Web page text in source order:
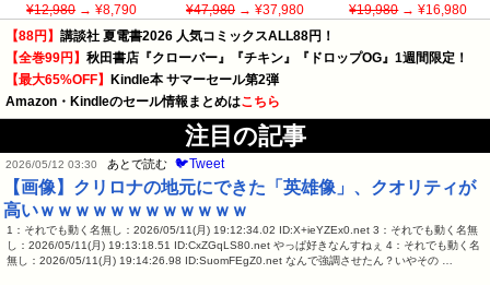
¥12,980→ ¥8,790 ¥47,980→ ¥37,980 ¥19,980→ ¥16,980
【88円】 講談社 夏電書2026 人気コミックスALL88円！
【全巻99円】 秋田書店『クローバー』『チキン』『ドロップOG』1週間限定！
【最大65%OFF】 Kindle本 サマーセール第2弾
Amazon・Kindleのセール情報まとめはこちら
注目の記事
2026/05/12 03:30 あとで読む 🐦Tweet
【画像】クリロナの地元にできた「英雄像」、クオリティが
高いｗｗｗｗｗｗｗｗｗｗｗｗ
1：それでも動く名無し：2026/05/11(月) 19:12:34.02 ID:X+ieYZEx0.net 3：それでも動く名無
し：2026/05/11(月) 19:13:18.51 ID:CxZGqLS80.net やっぱ好きなんすねぇ 4：それでも動く名
無し：2026/05/11(月) 19:14:26.98 ID:SuomFEgZ0.net なんで強調させたん？いやその …